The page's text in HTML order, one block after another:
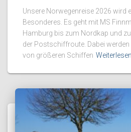
Unsere Norwegenreise 2026 wird
Besonderes. Es geht mit MS
Hamburg bis zum Nordkap und
der Postschiffroute. Dabei
von größeren Schiffen Weiterlesen